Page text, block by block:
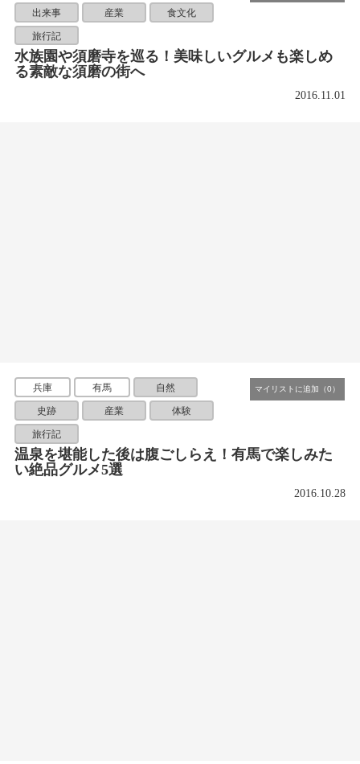
出来事 産業 食文化
旅行記
水族園や須磨寺を巡る！美味しいグルメも楽しめ
る素敵な須磨の街へ
2016.11.01
兵庫 有馬 自然
史跡 産業 体験
旅行記
温泉を堪能した後は腹ごしらえ！有馬で楽しみた
い絶品グルメ5選
2016.10.28